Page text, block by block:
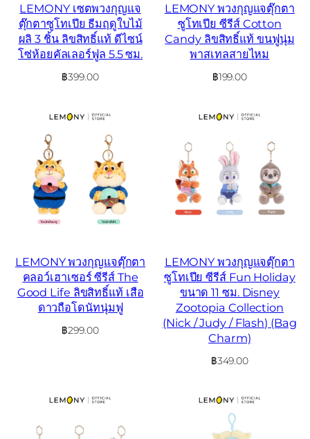
LEMONY เซตพวงกุญแจ
ตุ๊กตาซูโทเปีย ธีมฤดูใบไม้
ผลิ 3 ชิ้น ลิขสิทธิ์แท้ ดีไซน์
โซ่ห้อยคัลเลอร์ฟูล 5.5 ซม.
฿399.00
LEMONY พวงกุญแจตุ๊กตา
ซูโทเปีย ซีรีส์ Cotton
Candy ลิขสิทธิ์แท้ ขนฟูนุ่ม
พาสเทลสายไหม
฿199.00
LEMONY พวงกุญแจตุ๊กตา
คลอว์เฮาเซอร์ ซีรีส์ The
Good Life ลิขสิทธิ์แท้ เสือ
ดาวถือโดนัทนุ่มฟู
฿299.00
LEMONY พวงกุญแจตุ๊กตา
ซูโทเปีย ซีรีส์ Fun Holiday
ขนาด 11 ซม. Disney
Zootopia Collection
(Nick / Judy / Flash) (Bag
Charm)
฿349.00